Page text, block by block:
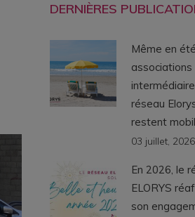
DERNIÈRES
Même en
associations
réseau
restent
03 juillet, 2026
En 2026, le
ELORYS
son